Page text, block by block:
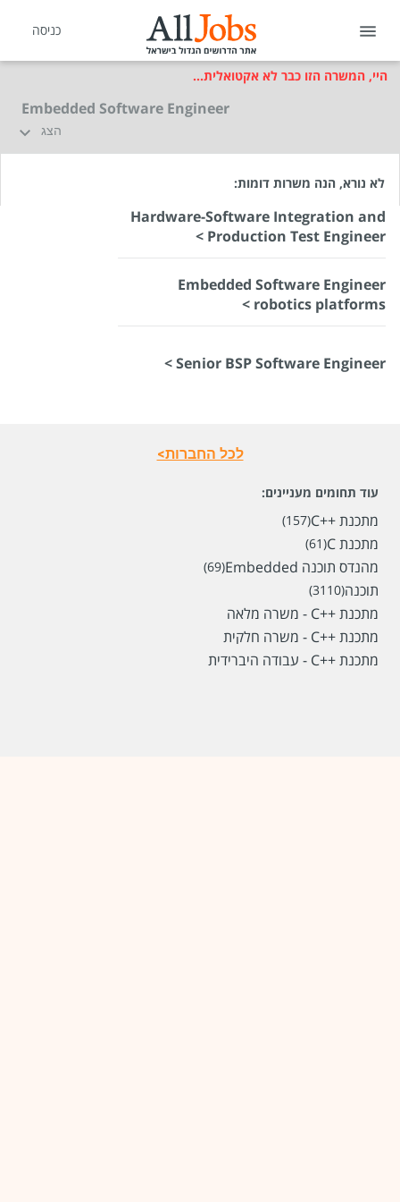
כניסה
היי, המשרה הזו כבר לא אקטואלית...
Embedded Software Engineer
הצג
לא נורא, הנה משרות דומות:
Hardware-Software Integration and
Production Test Engineer >
Embedded Software Engineer
robotics platforms >
Senior BSP Software Engineer >
לכל החברות>
עוד תחומים מעניינים:
מתכנת ++C (157)
מתכנת C (61)
מהנדס תוכנה Embedded (69)
תוכנה(3110)
מתכנת ++C - משרה מלאה
מתכנת ++C - משרה חלקית
מתכנת ++C - עבודה היברידית